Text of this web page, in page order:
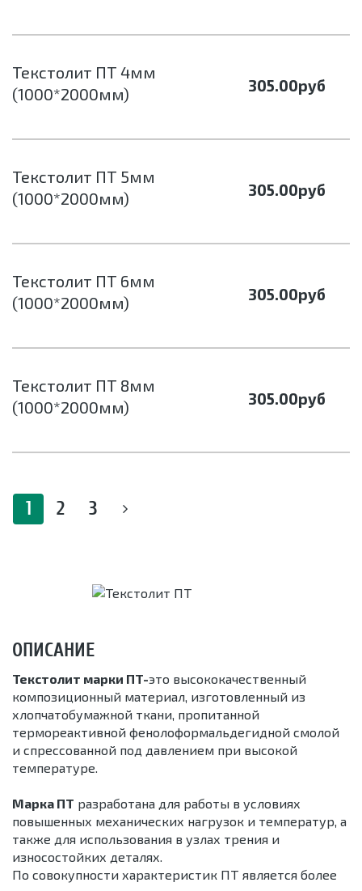
Текстолит ПТ 4мм
(1000*2000мм)
305.00руб
Текстолит ПТ 5мм
(1000*2000мм)
305.00руб
Текстолит ПТ 6мм
(1000*2000мм)
305.00руб
Текстолит ПТ 8мм
(1000*2000мм)
305.00руб
1 2 3
ОПИСАНИЕ
Текстолит марки ПТ-это высококачественный
композиционный материал, изготовленный из
хлопчатобумажной ткани, пропитанной
термореактивной фенолоформальдегидной смолой
и спрессованной под давлением при высокой
температуре.
Марка ПТ разработана для работы в условиях
повышенных механических нагрузок и температур, а
также для использования в узлах трения и
износостойких деталях.
По совокупности характеристик ПТ является более